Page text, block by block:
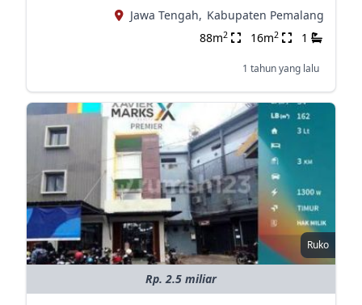
Jawa Tengah, Kabupaten Pemalang
88m2 16m2 1
1 tahun yang lalu
Ruko
Rp. 2.5 miliar